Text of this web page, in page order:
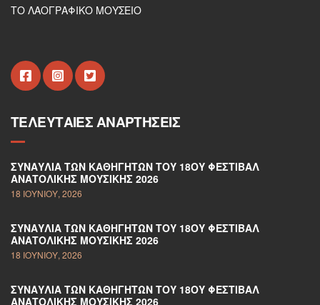
ΤΟ ΛΑΟΓΡΑΦΙΚΟ ΜΟΥΣΕΙΟ
ΤΕΛΕΥΤΑΊΕΣ ΑΝΑΡΤΉΣΕΙΣ
ΣΥΝΑΥΛΊΑ ΤΩΝ ΚΑΘΗΓΗΤΏΝ ΤΟΥ 18ΟΥ ΦΕΣΤΙΒΆΛ
ΑΝΑΤΟΛΙΚΉΣ ΜΟΥΣΙΚΉΣ 2026
18 ΙΟΥΝΊΟΥ, 2026
ΣΥΝΑΥΛΊΑ ΤΩΝ ΚΑΘΗΓΗΤΏΝ ΤΟΥ 18ΟΥ ΦΕΣΤΙΒΆΛ
ΑΝΑΤΟΛΙΚΉΣ ΜΟΥΣΙΚΉΣ 2026
18 ΙΟΥΝΊΟΥ, 2026
ΣΥΝΑΥΛΊΑ ΤΩΝ ΚΑΘΗΓΗΤΏΝ ΤΟΥ 18ΟΥ ΦΕΣΤΙΒΆΛ
ΑΝΑΤΟΛΙΚΉΣ ΜΟΥΣΙΚΉΣ 2026